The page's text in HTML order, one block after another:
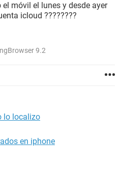
móvil el lunes y desde ayer
icloud ????????
9.2
lo localizo
en iphone